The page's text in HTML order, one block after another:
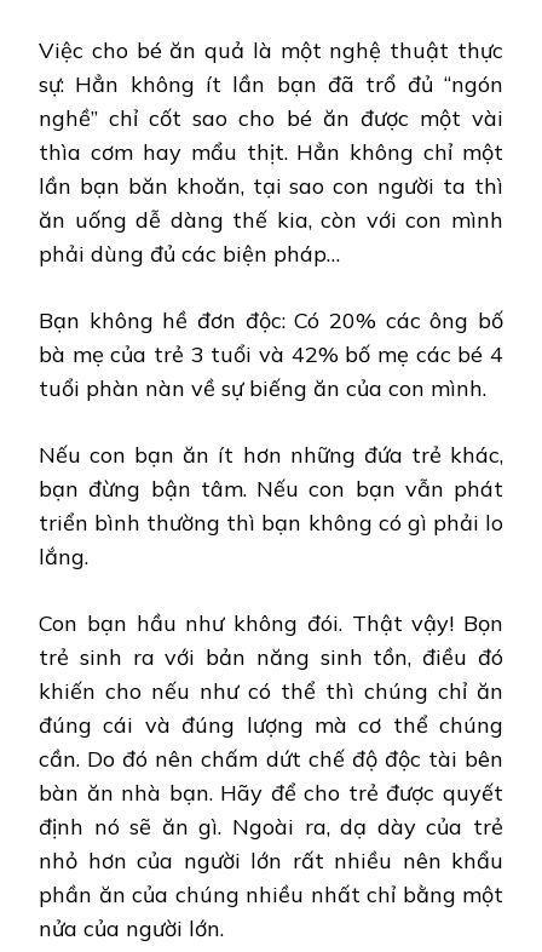
Việc cho bé ăn quả là một nghệ thuật thực
sự: Hẳn không ít lần bạn đã trổ đủ “ngón
nghề” chỉ cốt sao cho bé ăn được một vài
thìa cơm hay mẩu thịt. Hẳn không chỉ một
lần bạn băn khoăn, tại sao con người ta thì
ăn uống dễ dàng thế kia, còn với con mình
phải dùng đủ các biện pháp…
Bạn không hề đơn độc: Có 20% các ông bố
bà mẹ của trẻ 3 tuổi và 42% bố mẹ các bé 4
tuổi phàn nàn về sự biếng ăn của con mình.
Nếu con bạn ăn ít hơn những đứa trẻ khác,
bạn đừng bận tâm. Nếu con bạn vẫn phát
triển bình thường thì bạn không có gì phải lo
lắng.
Con bạn hầu như không đói. Thật vậy! Bọn
trẻ sinh ra với bản năng sinh tồn, điều đó
khiến cho nếu như có thể thì chúng chỉ ăn
đúng cái và đúng lượng mà cơ thể chúng
cần. Do đó nên chấm dứt chế độ độc tài bên
bàn ăn nhà bạn. Hãy để cho trẻ được quyết
định nó sẽ ăn gì. Ngoài ra, dạ dày của trẻ
nhỏ hơn của người lớn rất nhiều nên khẩu
phần ăn của chúng nhiều nhất chỉ bằng một
nửa của người lớn.